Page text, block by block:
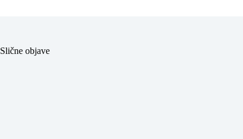
Slične objave